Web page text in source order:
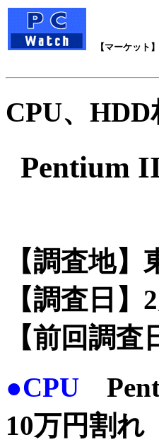
【マーケット】
CPU、
Pentium
【調査地
【調査日】
【前回調査
●CPU
10万円割れ